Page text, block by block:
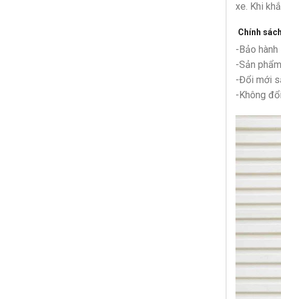
xe. Khi
Chính
-Bảo
-Sản
-Đổi mới
-Không